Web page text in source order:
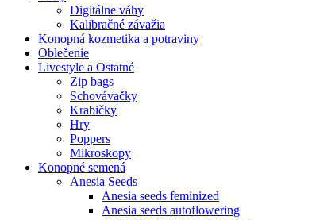
Digitálne váhy
Kalibračné závažia
Konopná kozmetika a potraviny
Oblečenie
Livestyle a Ostatné
Zip bags
Schovávačky
Krabičky
Hry
Poppers
Mikroskopy
Konopné semená
Anesia Seeds
Anesia seeds feminized
Anesia seeds autoflowering